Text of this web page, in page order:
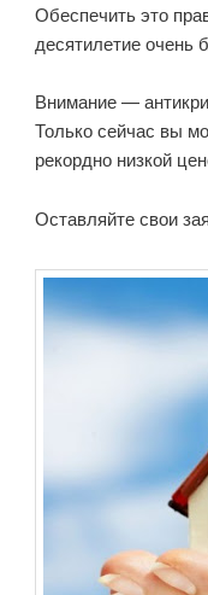
Обеспечить это
десятилетие очень
Внимание —
Только сейчас вы
рекордно низкой
Оставляйте свои